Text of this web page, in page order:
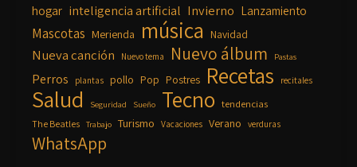
hogar inteligencia artificial Invierno Lanzamiento
Mascotas Merienda música Navidad
Nueva canción Nuevo tema Nuevo álbum Pastas
Perros plantas pollo Pop Postres Recetas recitales
Salud Seguridad Sueño Tecno tendencias
The Beatles Trabajo Turismo Vacaciones Verano verduras
WhatsApp